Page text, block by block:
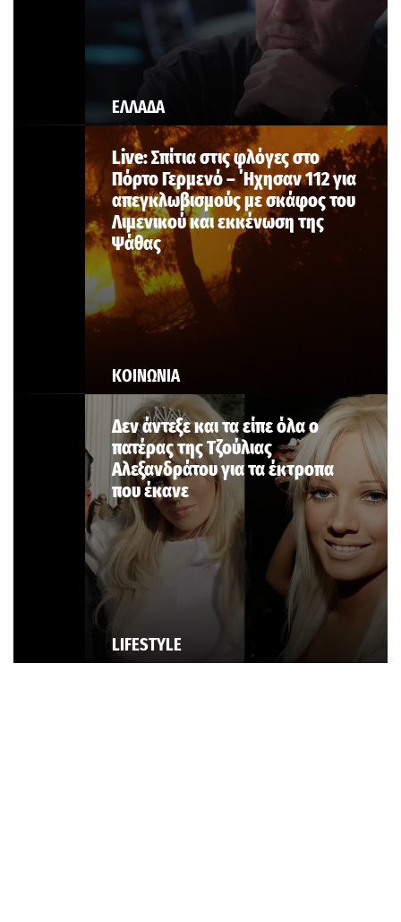
ΕΛΛΑΔΑ
ΚΟΙΝΩΝΙΑ
Live: Σπίτια στις φλόγες στο
Πόρτο Γερμενό – ΄Ηχησαν 112 για
απεγκλωβισμούς με σκάφος του
Λιμενικού και εκκένωση της
Ψάθας
LIFESTYLE
Δεν άντεξε και τα είπε όλα ο
πατέρας της Τζούλιας
Αλεξανδράτου για τα έκτροπα
που έκανε